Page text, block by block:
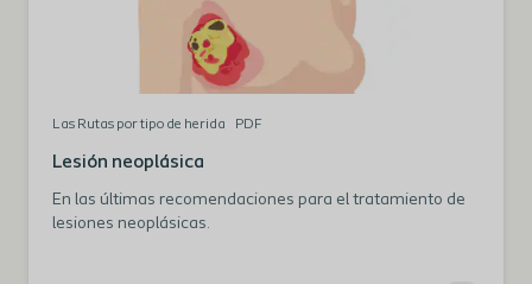
Las Rutas por tipo de herida PDF
Lesión neoplásica
En las últimas recomendaciones para el tratamiento de
lesiones neoplásicas.